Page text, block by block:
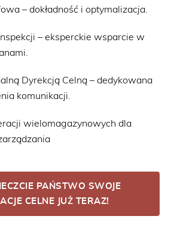
– dokładność i optymalizacja.
– eksperckie wsparcie w
Dyrekcją Celną – dedykowana
komunikacji.
wielomagazynowych dla
PAŃSTWO SWOJE
CELNE JUŻ TERAZ!